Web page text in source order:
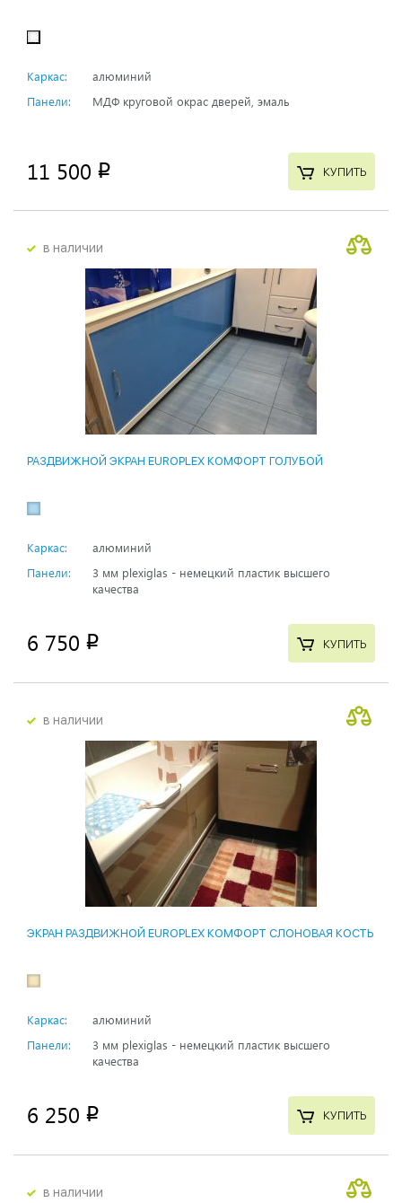
Каркас:
алюминий
Панели:
МДФ круговой окрас дверей, эмаль
11 500 p КУПИТЬ
в наличии
РАЗДВИЖНОЙ ЭКРАН EUROPLEX КОМФОРТ ГОЛУБОЙ
Каркас:
алюминий
Панели:
3 мм plexiglas - немецкий пластик высшего
качества
6 750 p КУПИТЬ
в наличии
ЭКРАН РАЗДВИЖНОЙ EUROPLEX КОМФОРТ СЛОНОВАЯ КОСТЬ
Каркас:
алюминий
Панели:
3 мм plexiglas - немецкий пластик высшего
качества
6 250 p КУПИТЬ
в наличии